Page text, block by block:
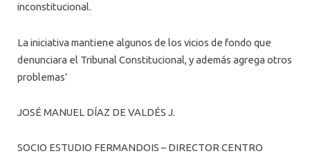
inconstitucional.
La iniciativa mantiene algunos de los vicios de fondo que
denunciara el Tribunal Constitucional, y además agrega otros
problemas’
JOSÉ MANUEL DÍAZ DE VALDÉS J.
SOCIO ESTUDIO FERMANDOIS – DIRECTOR CENTRO